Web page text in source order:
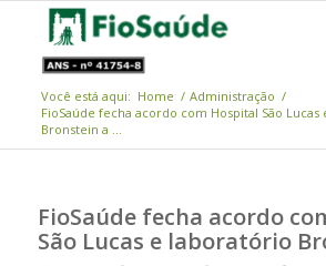
Você está aqui: Home / Administração /
FioSaúde fecha acordo com Hospital São
Bronstein a ...
FioSaúde fecha acordo
São Lucas e laboratório